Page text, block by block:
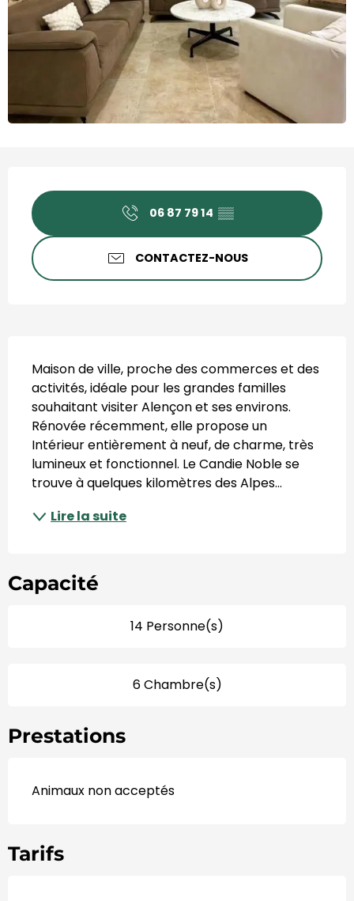
Ouverture et coordonnées
06 87 79 14 ▒▒
CONTACTEZ-NOUS
Maison de ville, proche des commerces et des
activités, idéale pour les grandes familles
souhaitant visiter Alençon et ses environs.
Rénovée récemment, elle propose un
Intérieur entièrement à neuf, de charme, très
lumineux et fonctionnel. Le Candie Noble se
trouve à quelques kilomètres des Alpes...
Lire la suite
Capacité
14 Personne(s)
6 Chambre(s)
Prestations
Animaux non acceptés
Tarifs